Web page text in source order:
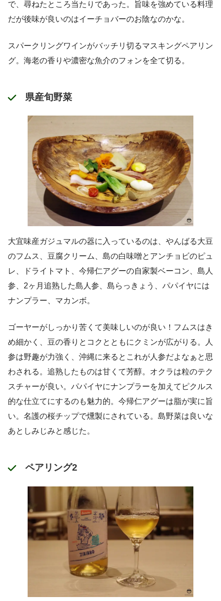
で、尋ねたところ当たりであった。旨味を強めている料理
だが後味が良いのはイーチョバーのお陰なのかな。
スパークリングワインがバッチリ切るマスキングペアリン
グ。海老の香りや濃密な魚介のフォンを全て切る。
県産旬野菜
大宜味産ガジュマルの器に入っているのは、やんばる大豆
のフムス、豆腐クリーム、島の白味噌とアンチョビのピュ
レ、ドライトマト、今帰仁アグーの自家製ベーコン、島人
参、2ヶ月追熟した島人参、島らっきょう、パパイヤには
ナンプラー、マカンボ。
ゴーヤーがしっかり苦くて美味しいのが良い！フムスはき
め細かく、豆の香りとコクとともにクミンが広がりる。人
参は野趣が力強く、沖縄に来るとこれが人参だよなぁと思
わされる。追熟したものは甘くて芳醇。オクラは粒のテク
スチャーが良い。パパイヤにナンプラーを加えてピクルス
的な仕立てにするのも魅力的。今帰仁アグーは脂が実に旨
い。名護の桜チップで燻製にされている。島野菜は良いな
あとしみじみと感じた。
ペアリング2